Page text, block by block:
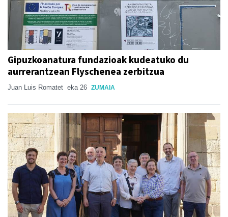
Gipuzkoanatura fundazioak kudeatuko du
aurrerantzean Flyschenea zerbitzua
Juan Luis Romatet eka 26 ZUMAIA